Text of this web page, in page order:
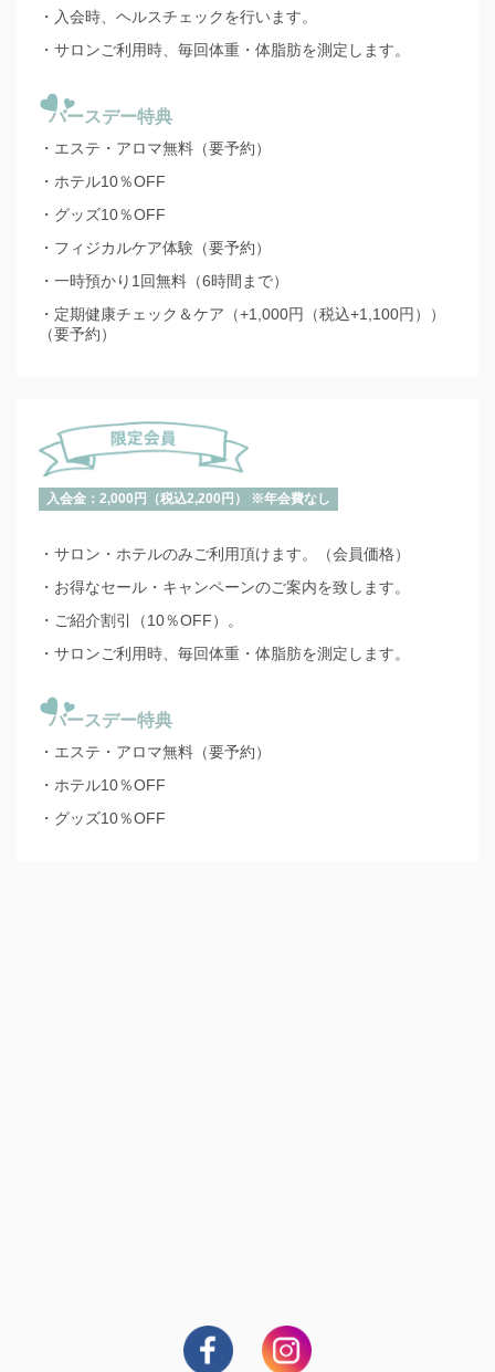
・入会時、ヘルスチェックを行います。
・サロンご利用時、毎回体重・体脂肪を測定します。
バースデー特典
・エステ・アロマ無料（要予約）
・ホテル10％OFF
・グッズ10％OFF
・フィジカルケア体験（要予約）
・一時預かり1回無料（6時間まで）
・定期健康チェック＆ケア（+1,000円（税込+1,100円））
（要予約）
入会金：2,000円（税込2,200円） ※年会費なし
・サロン・ホテルのみご利用頂けます。（会員価格）
・お得なセール・キャンペーンのご案内を致します。
・ご紹介割引（10％OFF）。
・サロンご利用時、毎回体重・体脂肪を測定します。
バースデー特典
・エステ・アロマ無料（要予約）
・ホテル10％OFF
・グッズ10％OFF